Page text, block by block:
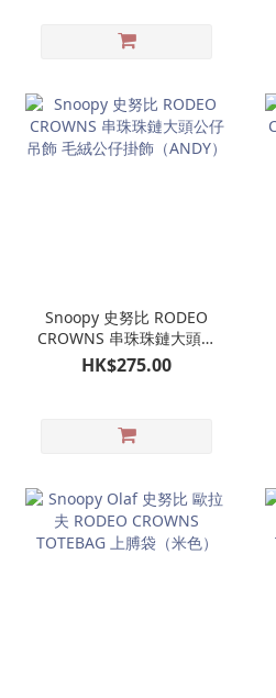
Snoopy 史努比 RODEO
CROWNS 串珠珠鏈大頭公
仔吊飾 毛絨公仔掛飾
（ANDY）
HK$275.00